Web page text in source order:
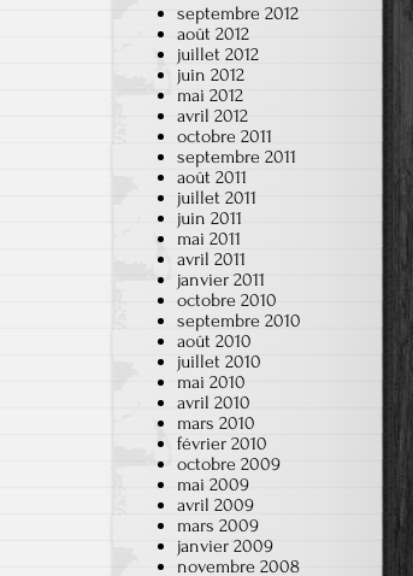
septembre 2012
août 2012
juillet 2012
juin 2012
mai 2012
avril 2012
octobre 2011
septembre 2011
août 2011
juillet 2011
juin 2011
mai 2011
avril 2011
janvier 2011
octobre 2010
septembre 2010
août 2010
juillet 2010
mai 2010
avril 2010
mars 2010
février 2010
octobre 2009
mai 2009
avril 2009
mars 2009
janvier 2009
novembre 2008